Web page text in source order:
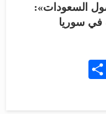
السعودات»:
في سوريا
Email